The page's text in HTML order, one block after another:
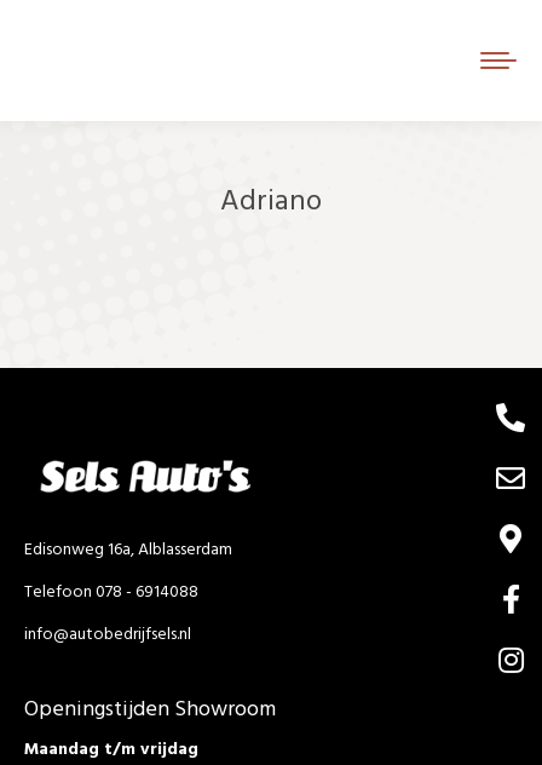
Adriano
Edisonweg 16a, Alblasserdam
Telefoon 078 - 6914088
info@autobedrijfsels.nl
Openingstijden Showroom
Maandag t/m vrijdag